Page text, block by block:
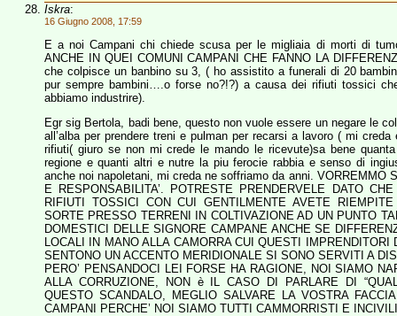
Iskra:
16 Giugno 2008, 17:59
E a noi Campani chi chiede scusa per le migliaia di morti di
ANCHE IN QUEI COMUNI CAMPANI CHE FANNO LA
che colpisce un banbino su 3, ( ho assistito a funerali di 20
pur sempre bambini….o forse no?!?) a causa dei rifiuti tossici
abbiamo industrire).
Egr sig Bertola, badi bene, questo non vuole essere un negare le
all’alba per prendere treni e pulman per recarsi a lavoro ( mi
rifiuti( giuro se non mi crede le mando le ricevute)sa bene
regione e quanti altri e nutre la piu ferocie rabbia e senso di
anche noi napoletani, mi creda ne soffriamo da anni. VORREMMO
E RESPONSABILITA’. POTRESTE PRENDERVELE DATO
RIFIUTI TOSSICI CON CUI GENTILMENTE AVETE
SORTE PRESSO TERRENI IN COLTIVAZIONE AD UN PUNTO
DOMESTICI DELLE SIGNORE CAMPANE ANCHE SE
LOCALI IN MANO ALLA CAMORRA CUI QUESTI
SENTONO UN ACCENTO MERIDIONALE SI SONO SERVITI A
PERO’ PENSANDOCI LEI FORSE HA RAGIONE, NOI SIAMO
ALLA CORRUZIONE, NON è IL CASO DI PARLARE DI
QUESTO SCANDALO, MEGLIO SALVARE LA VOSTRA
CAMPANI PERCHE’ NOI SIAMO TUTTI CAMMORRISTI E